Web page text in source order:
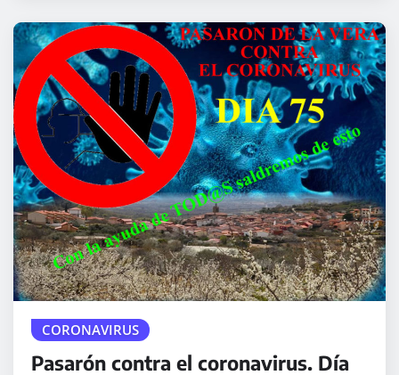
CORONAVIRUS
Pasarón contra el coronavirus. Día